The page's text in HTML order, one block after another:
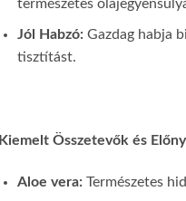
természetes
Jól Habzó:Gazdag habja
tisztítást.
Kiemelt Összetevők és
Aloe vera:Természetes